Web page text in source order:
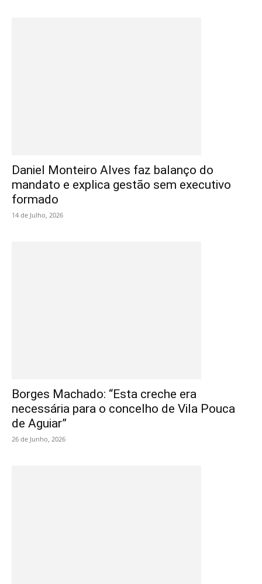
Daniel Monteiro Alves faz balanço do
mandato e explica gestão sem executivo
formado
14 de Julho, 2026
Borges Machado: “Esta creche era
necessária para o concelho de Vila Pouca
de Aguiar”
26 de Junho, 2026